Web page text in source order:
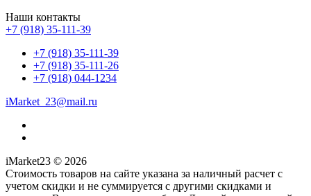
Наши контакты
+7 (918) 35-111-39
+7 (918) 35-111-39
+7 (918) 35-111-26
+7 (918) 044-1234
iMarket_23@mail.ru
iMarket23 © 2026
Стоимость товаров на сайте указана за наличный расчет с
учетом скидки и не суммируется с другими скидками и